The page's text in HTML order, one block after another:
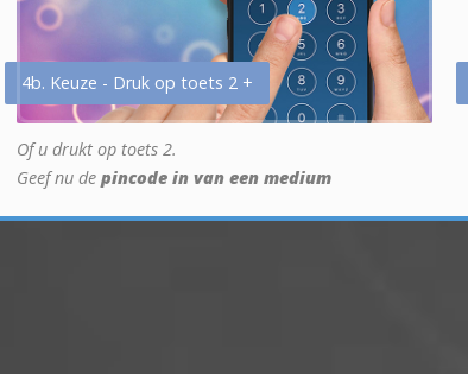
4b. Keuze - Druk op toets 2 +
Of u drukt op toets 2.
Geef nu de pincode in van een medium